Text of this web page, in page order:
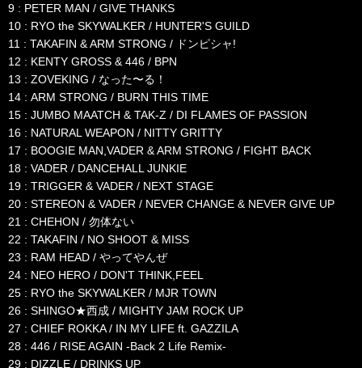
9 : PETER MAN / GIVE THANKS
10 : RYO the SKYWALKER / HUNTER'S GUILD
11 : TAKAFIN & ARM STRONG / ドンピシャ!
12 : KENTY GROSS & 446 / BPN
13 : ZOVEKING / なった〜る！
14 : ARM STRONG / BURN THIS TIME
15 : JUMBO MAATCH & TAK-Z / DI FLAMES OF PASSION
16 : NATURAL WEAPON / NITTY GRITTY
17 : BOOGIE MAN,VADER & ARM STRONG / FIGHT BACK
18 : VADER / DANCEHALL JUNKIE
19 : TRIGGER & VADER / NEXT STAGE
20 : STEREON & VADER / NEVER CHANGE & NEVER GIVE UP
21 : CHEHON / 勿体ない
22 : TAKAFIN / NO SHOOT & MISS
23 : RAM HEAD / やってやんぜ
24 : NEO HERO / DON'T THINK,FEEL
25 : RYO the SKYWALKER / MJR TOWN
26 : SHINGO★西成 / MIGHTY JAM ROCK UP
27 : CHIEF ROKKA / IN MY LIFE ft. GAZZILA
28 : 446 / RISE AGAIN -Back 2 Life Remix-
29 : DIZZLE / DRINKS UP